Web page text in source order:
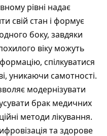
рівні надає
свій стан і формує
боку, завдяки
віку можуть
спілкуватися
уникаючи самотності.
модернізувати
брак медичних
методи лікування.
та здорове